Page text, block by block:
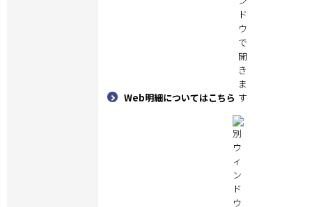
Web明細についてはこちら